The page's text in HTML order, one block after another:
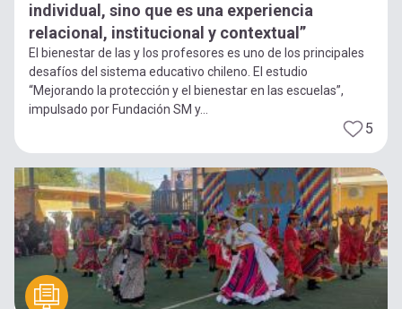
individual, sino que es una experiencia
relacional, institucional y contextual”
El bienestar de las y los profesores es uno de los principales
desafíos del sistema educativo chileno. El estudio
“Mejorando la protección y el bienestar en las escuelas”,
impulsado por Fundación SM y...
5